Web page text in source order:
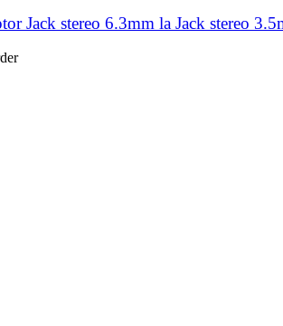
Jack stereo 6.3mm la Jack stereo